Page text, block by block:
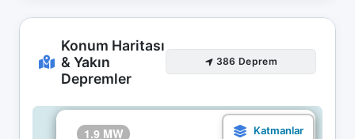
Konum Haritası
& Yakın
Depremler
386 Deprem
1.9 MW 28.04 21:59
×